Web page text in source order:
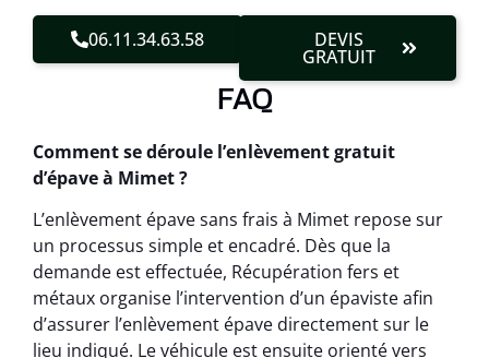
06.11.34.63.58 DEVIS
GRATUIT
FAQ
Comment se déroule l’enlèvement gratuit
d’épave à Mimet ?
L’enlèvement épave sans frais à Mimet repose sur
un processus simple et encadré. Dès que la
demande est effectuée, Récupération fers et
métaux organise l’intervention d’un épaviste afin
d’assurer l’enlèvement épave directement sur le
lieu indiqué. Le véhicule est ensuite orienté vers